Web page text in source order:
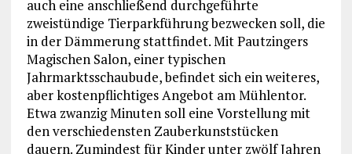
auch eine anschließend durchgeführte
zweistündige Tierparkführung bezwecken soll, die
in der Dämmerung stattfindet. Mit Pautzingers
Magischen Salon, einer typischen
Jahrmarktsschaubude, befindet sich ein weiteres,
aber kostenpflichtiges Angebot am Mühlentor.
Etwa zwanzig Minuten soll eine Vorstellung mit
den verschiedensten Zauberkunststücken
dauern. Zumindest für Kinder unter zwölf Jahren